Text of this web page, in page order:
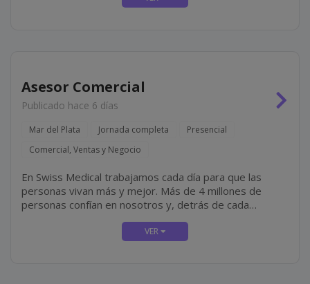
Asesor Comercial
Publicado hace 6 días
Mar del Plata Jornada completa
Presencial
Comercial, Ventas y Negocio
En Swiss Medical trabajamos cada día para que las
personas vivan más y mejor. Más de 4 millones de
personas confían en nosotros y, detrás de cada
historia, hay un equipo de más de 16.500
colaboradores que elige todos los días cuidar,...